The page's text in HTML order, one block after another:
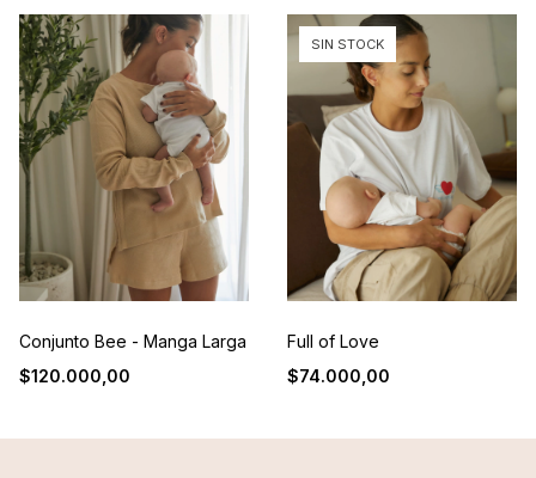
Conjunto Bee - Manga Larga
$120.000,00
SIN STOCK
Full of Love
$74.000,00